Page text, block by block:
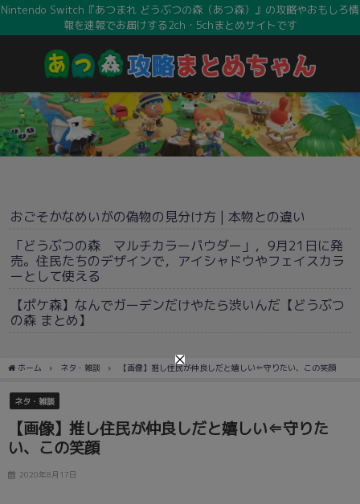
Nintendo Switch『あつまれ どうぶつの森（あつ森）』の攻略やおもしろ情
報を速報でお届けする2ch・5chまとめサイトです
おごそかなめいがの偽物の見分け方 | 本物との違い
「どうぶつの森 マルチカラーパウダー」，9月21日に発
売。住民たちのデザインで，アイシャドウやフェイスカラ
ーとして使える
【ポケ森】なんでガーデンだけやたら渋いんだ【どうぶつ
の森 まとめ】
ホーム ネタ・雑談 【画像】推し住民が仲良しだと嬉しい⇐守りたい、この笑顔
ネタ・雑談
【画像】推し住民が仲良しだと嬉しい⇐守りた
い、この笑顔
2020年8月17日